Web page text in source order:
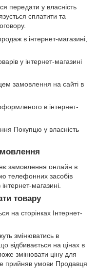
передати у власність
сплатити та
в інтернет-магазині,
у інтернет-магазині
замовлення на сайті в
в інтернет-
Покупцю у власність
замовлення онлайн в
телефонних засобів
магазині.
товару
на сторінках Інтернет-
змінюватись в
відбивається на цінах в
змінювати ціну для
прийняв умови Продавця